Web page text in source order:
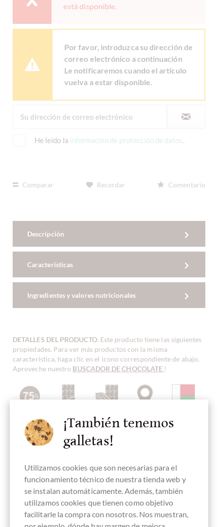
está disponible.
Por favor, introduzca su dirección de
correo electrónico a continuación
Le notificaremos cuando el artículo
vuelva a estar disponible.
He leído la información de protección de datos.
Comparar Recordar Comentario
Descripción
Características
Ingredientes y valores nutricionales
DETALLES DEL PRODUCTO. Este producto tiene las siguientes
propiedades. Para ver más productos con la misma
característica, haga clic en el icono correspondiente de abajo.
Aproveche nuestro BUSCADOR DE CHOCOLATE !
Contenido
75 %
chocolate
oscuro
Chocolate
Bean-To-Bar
Single Origin,
origen
África
Madagascar,
malgache
puro sin
marrón
chocolate
¡También tenemos
galletas!
Utilizamos cookies que son necesarias para el
funcionamiento técnico de nuestra tienda web y
se instalan automáticamente. Además, también
utilizamos cookies que tienen como objetivo
facilitarle la compra con nosotros. Nos muestran,